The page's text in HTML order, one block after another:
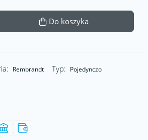
Do koszyka
Rembrandt Typ: Pojedynczo